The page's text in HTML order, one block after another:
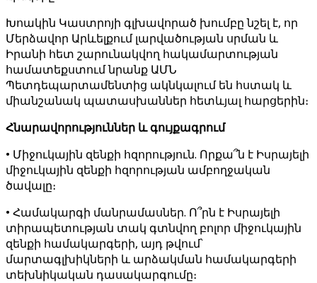
Խոակին Կաստրոյի գլխավորած խումբը նշել է, որ
Մերձավոր Արևելքում լարվածության սրման և
Իրանի հետ շարունակվող հակամարտության
համատեքստում նրանք ԱՄՆ
Պետդեպարտամենտից ակնկալում են հստակ և
միանշանակ պատասխաններ հետևյալ հարցերին։
Հնարավորություններ և գույքագրում
• Միջուկային զենքի հզորություն. Որքա՞ն է Իսրայելի
միջուկային զենքի հզորության ամբողջական
ծավալը։
• Համակարգի մանրամասներ. Ո՞րն է Իսրայելի
տիրապետության տակ գտնվող բոլոր միջուկային
զենքի համակարգերի, այդ թվում՝
մարտագլխիկների և արձակման համակարգերի
տեխնիկական դասակարգումը։